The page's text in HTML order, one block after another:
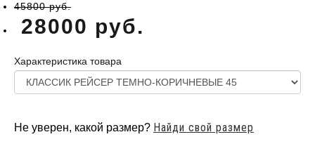
45800 руб.
28000 руб.
Характеристика товара
Не уверен, какой размер? Найди свой размер